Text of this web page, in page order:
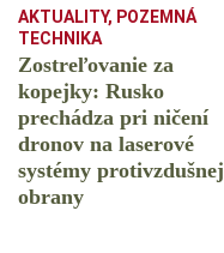
AKTUALITY, POZEMNÁ
TECHNIKA
Zostreľovanie za
kopejky: Rusko
prechádza pri ničení
dronov na laserové
systémy protivzdušnej
obrany